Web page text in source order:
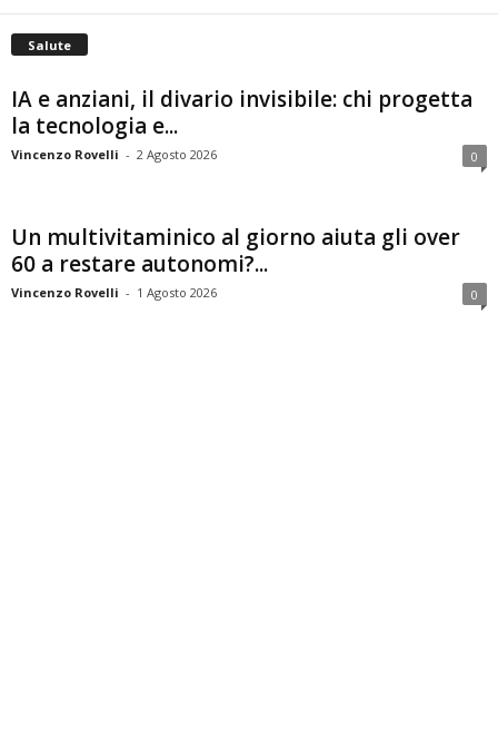
Salute
IA e anziani, il divario invisibile: chi progetta
la tecnologia e...
Vincenzo Rovelli - 2 Agosto 2026 0
Un multivitaminico al giorno aiuta gli over
60 a restare autonomi?...
Vincenzo Rovelli - 1 Agosto 2026 0